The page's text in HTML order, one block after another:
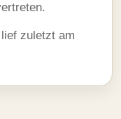
lief zuletzt am